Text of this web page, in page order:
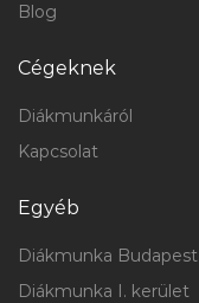
Blog
Cégeknek
Diákmunkáról
Kapcsolat
Egyéb
Diákmunka Budapest
Diákmunka I. kerület